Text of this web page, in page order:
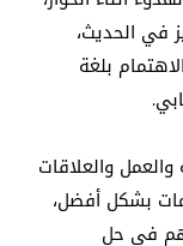
في الحديث،
بلغة
والعلاقات
بشكل أفضل،
في حل